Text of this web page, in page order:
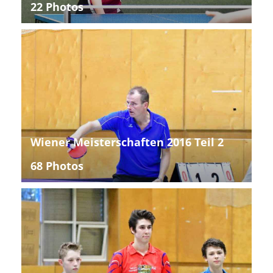
22 Photos
Wiener Meisterschaften 2016 Teil 2
68 Photos